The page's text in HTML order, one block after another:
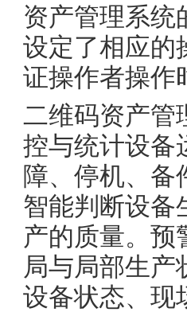
资产管理系统
设定了相应的
证操作者操作
二维码资产管
控与统计设备
障、停机、备
智能判断设备
产的质量。预
局与局部生产
设备状态、现